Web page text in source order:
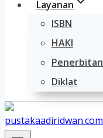
Layanan
ISBN
HAKI
Penerbitan
Diklat